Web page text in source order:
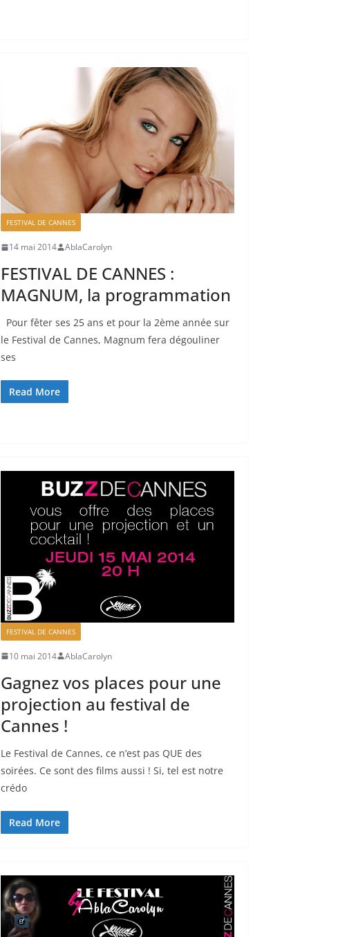
FESTIVAL DE CANNES
14 mai 2014 AblaCarolyn
FESTIVAL DE CANNES :
MAGNUM, la programmation
Pour fêter ses 25 ans et pour la 2ème année sur
le Festival de Cannes, Magnum fera dégouliner
ses
Read More
FESTIVAL DE CANNES
10 mai 2014 AblaCarolyn
Gagnez vos places pour une
projection au festival de
Cannes !
Le Festival de Cannes, ce n’est pas QUE des
soirées. Ce sont des films aussi ! Si, tel est notre
crédo
Read More